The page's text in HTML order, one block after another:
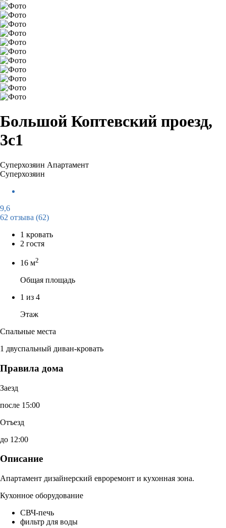
Большой Коптевский проезд,
3с1
Суперхозяин Апартамент
Суперхозяин
9,6
62 отзыва (62)
1 кровать
2 гостя
16 м2
Общая площадь
1 из 4
Этаж
Спальные места
1 двуспальный диван-кровать
Правила дома
Заезд
после 15:00
Отъезд
до 12:00
Описание
Апартамент дизайнерский евроремонт и кухонная зона.
Кухонное оборудование
СВЧ-печь
фильтр для воды